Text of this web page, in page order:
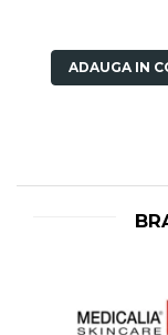
ADAUGA IN